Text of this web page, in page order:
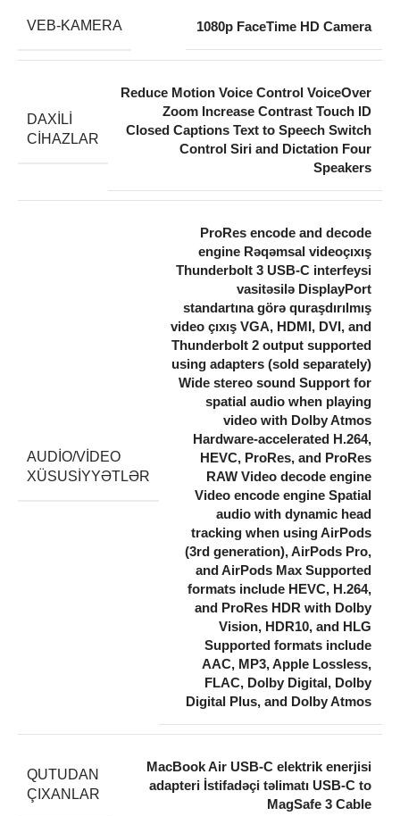
VEB-KAMERA 1080p FaceTime HD Camera
DAXILI
CIHAZLAR
Reduce Motion Voice Control VoiceOver
Zoom Increase Contrast Touch ID
Closed Captions Text to Speech Switch
Control Siri and Dictation Four
Speakers
AUDIO/VIDEO
XÜSUSIYYƏTLƏR
ProRes encode and decode
engine Rəqəmsal videoçıxış
Thunderbolt 3 USB-C interfeysi
vasitəsilə DisplayPort
standartına görə quraşdırılmış
video çıxış VGA, HDMI, DVI, and
Thunderbolt 2 output supported
using adapters (sold separately)
Wide stereo sound Support for
spatial audio when playing
video with Dolby Atmos
Hardware-accelerated H.264,
HEVC, ProRes, and ProRes
RAW Video decode engine
Video encode engine Spatial
audio with dynamic head
tracking when using AirPods
(3rd generation), AirPods Pro,
and AirPods Max Supported
formats include HEVC, H.264,
and ProRes HDR with Dolby
Vision, HDR10, and HLG
Supported formats include
AAC, MP3, Apple Lossless,
FLAC, Dolby Digital, Dolby
Digital Plus, and Dolby Atmos
QUTUDAN
ÇIXANLAR
MacBook Air USB-C elektrik enerjisi
adapteri İstifadəçi təlimatı USB-C to
MagSafe 3 Cable